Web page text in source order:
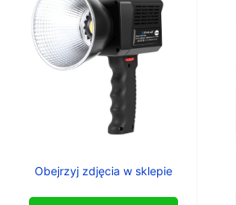
Obejrzyj zdjęcia w sklepie